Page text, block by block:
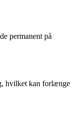
permanent på
hvilket kan forlænge